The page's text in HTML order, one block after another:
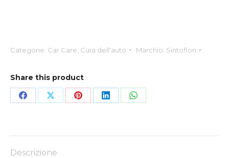
Categorie: Car Care Cura dell'auto Marchio: Sintoflon
Share this product
CondividiCondividiCondividiCondividiCondividi
Descrizione